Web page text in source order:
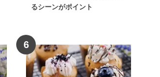
るシーンがポイント
6